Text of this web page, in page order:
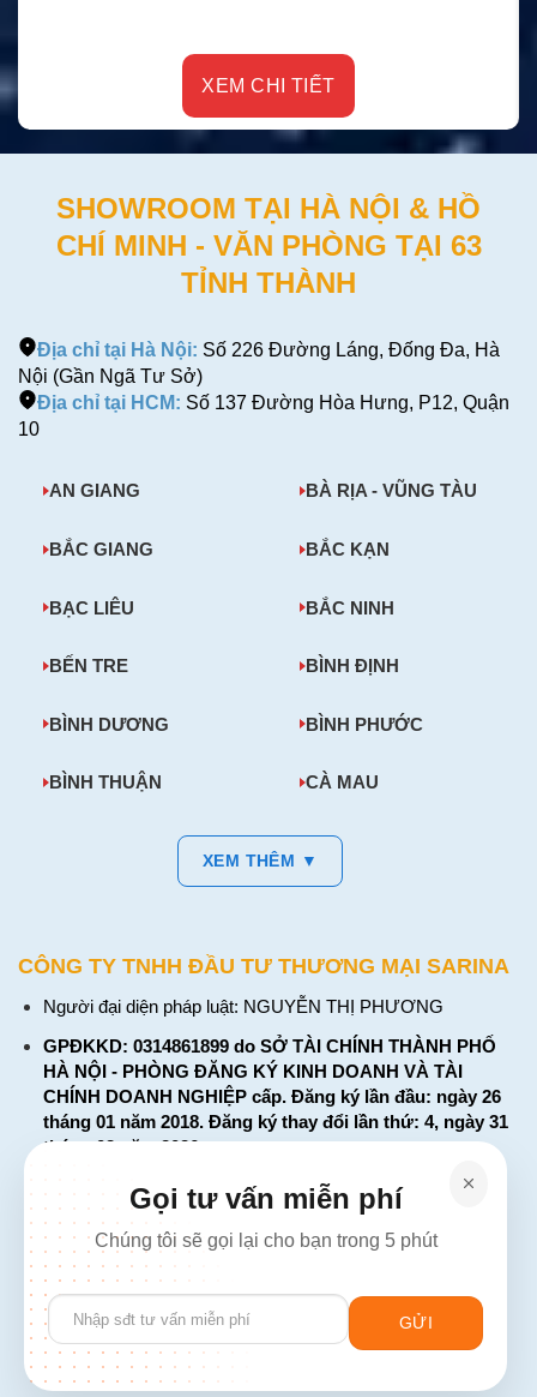
XEM CHI TIẾT
SHOWROOM TẠI HÀ NỘI & HỒ
CHÍ MINH - VĂN PHÒNG TẠI 63
TỈNH THÀNH
Địa chỉ tại Hà Nội: Số 226 Đường Láng, Đống Đa, Hà
Nội (Gần Ngã Tư Sở)
Địa chỉ tại HCM: Số 137 Đường Hòa Hưng, P12, Quận
10
AN GIANG BÀ RỊA - VŨNG TÀU
BẮC GIANG BẮC KẠN
BẠC LIÊU BẮC NINH
BẾN TRE BÌNH ĐỊNH
BÌNH DƯƠNG BÌNH PHƯỚC
BÌNH THUẬN CÀ MAU
XEM THÊM ▼
CÔNG TY TNHH ĐẦU TƯ THƯƠNG MẠI SARINA
Người đại diện pháp luật: NGUYỄN THỊ PHƯƠNG
GPĐKKD: 0314861899 do SỞ TÀI CHÍNH THÀNH PHỐ
HÀ NỘI - PHÒNG ĐĂNG KÝ KINH DOANH VÀ TÀI
CHÍNH DOANH NGHIỆP cấp. Đăng ký lần đầu: ngày 26
tháng 01 năm 2018. Đăng ký thay đổi lần thứ: 4, ngày 31
tháng 03 năm 2026
226 Đường Láng, Đống Đa, Hà Nội
137 Đường Hòa Hưng, Phường 12, Quận 10, TP. Hồ Chí
Minh
Hotline: 1900 2106 - 0386 001 001
Email:Giaiphap3g@gmail.com
Gọi tư vấn miễn phí
Chúng tôi sẽ gọi lại cho bạn trong 5 phút
Please
leave